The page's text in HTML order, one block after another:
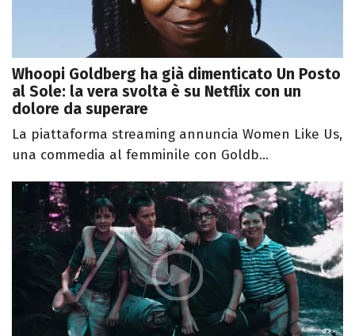
Whoopi Goldberg ha già dimenticato Un Posto
al Sole: la vera svolta è su Netflix con un
dolore da superare
La piattaforma streaming annuncia Women Like Us,
una commedia al femminile con Goldb...